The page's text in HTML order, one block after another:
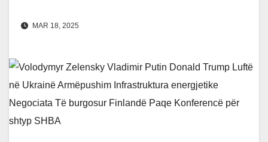
MAR 18, 2025